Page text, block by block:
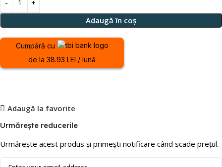
Adaugă în coș
Cumpără cu
de la 38.93 LEI / lună
Adaugă la favorite
Urmărește reducerile
Urmărește acest produs și primești notificare când scade prețul.